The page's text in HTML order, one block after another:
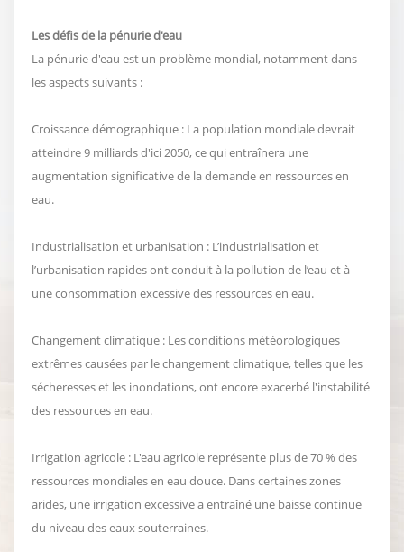
Les défis de la pénurie d'eau
La pénurie d'eau est un problème mondial, notamment dans
les aspects suivants :
Croissance démographique : La population mondiale devrait
atteindre 9 milliards d'ici 2050, ce qui entraînera une
augmentation significative de la demande en ressources en
eau.
Industrialisation et urbanisation : L’industrialisation et
l’urbanisation rapides ont conduit à la pollution de l’eau et à
une consommation excessive des ressources en eau.
Changement climatique : Les conditions météorologiques
extrêmes causées par le changement climatique, telles que les
sécheresses et les inondations, ont encore exacerbé l'instabilité
des ressources en eau.
Irrigation agricole : L'eau agricole représente plus de 70 % des
ressources mondiales en eau douce. Dans certaines zones
arides, une irrigation excessive a entraîné une baisse continue
du niveau des eaux souterraines.